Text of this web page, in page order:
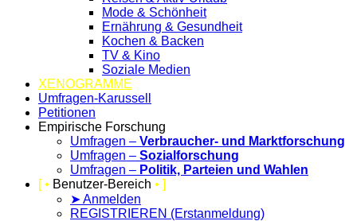
Mode & Schönheit
Ernährung & Gesundheit
Kochen & Backen
TV & Kino
Soziale Medien
XENOGRAMME
Umfragen-Karussell
Petitionen
Empirische Forschung
Umfragen – Verbraucher- und Marktforschung
Umfragen – Sozialforschung
Umfragen – Politik, Parteien und Wahlen
[ • Benutzer-Bereich • ]
➤ Anmelden
REGISTRIEREN (Erstanmeldung)